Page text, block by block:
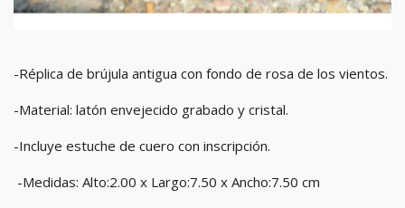
-Réplica de brújula antigua con fondo de rosa de los vientos.
-Material: latón envejecido grabado y cristal.
-Incluye estuche de cuero con inscripción.
-Medidas: Alto:2.00 x Largo:7.50 x Ancho:7.50 cm